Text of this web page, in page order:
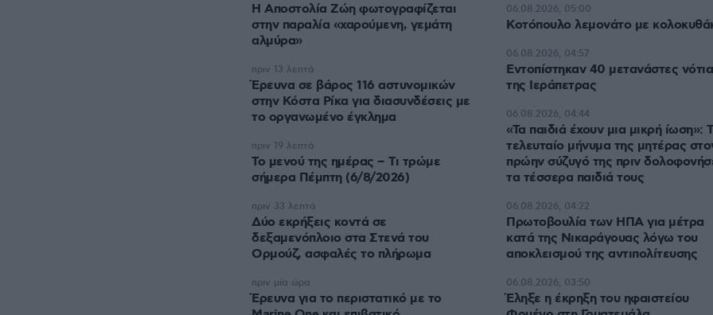
H Αποστολία Ζώη φωτογραφίζεται
στην παραλία «χαρούμενη, γεμάτη
αλμύρα»
Έρευνα σε βάρος 116 αστυνομικών
στην Κόστα Ρίκα για διασυνδέσεις με
το οργανωμένο έγκλημα
πριν 13 λεπτά
Το μενού της ημέρας – Τι τρώμε
σήμερα Πέμπτη (6/8/2026)
πριν 19 λεπτά
Δύο εκρήξεις κοντά σε
δεξαμενόπλοιο στα Στενά του
Ορμούζ, ασφαλές το πλήρωμα
πριν 33 λεπτά
Έρευνα για το περιστατικό με το
πριν μία ώρα
Κοτόπουλο λεμονάτο με
06.08.2026, 05:00
Εντοπίστηκαν 40 μετανάστες νότια
της Ιεράπετρας
06.08.2026, 04:57
«Τα παιδιά έχουν μια μικρή ίωση»:
τελευταίο μήνυμα της μητέρας
πρώην σύζυγό της πριν
τα τέσσερα παιδιά τους
06.08.2026, 04:44
Πρωτοβουλία των ΗΠΑ για μέτρα
κατά της Νικαράγουας λόγω του
αποκλεισμού της αντιπολίτευσης
06.08.2026, 04:22
Έληξε η έκρηξη του ηφαιστείου
06.08.2026, 03:50